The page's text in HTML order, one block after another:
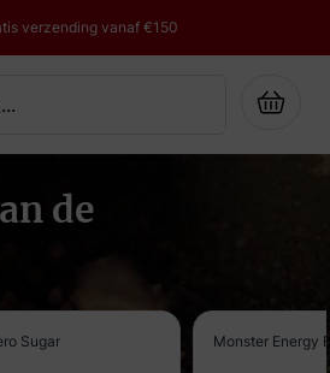
verzending vanaf €150
Cart
de
Sugar Monster Energy